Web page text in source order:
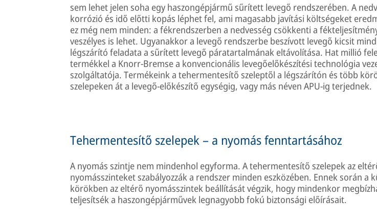
sem lehet jelen soha egy haszongépjármű sűrített levegő rendszerében. A
korrózió és idő előtti kopás léphet fel, ami magasabb javítási költségeket
ez még nem minden: a fékrendszerben a nedvesség csökkenti a
veszélyes is lehet. Ugyanakkor a levegő rendszerbe beszívott levegő kicsit
légszárító feladata a sűrített levegő páratartalmának eltávolítása. Hat millió
termékkel a Knorr-Bremse a konvencionális levegőelőkészítési technológia
szolgáltatója. Termékeink a tehermentesítő szeleptől a légszárítón és több
szelepeken át a levegő-előkészítő egységig, vagy más néven APU-ig terjednek.
Tehermentesítő szelepek – a nyomás fenntartásához
A nyomás szintje nem mindenhol egyforma. A tehermentesítő szelepek az
nyomásszinteket szabályozzák a rendszer minden eszközében. Ennek során a
körökben az eltérő nyomásszintek beállítását végzik, hogy mindenkor
teljesítsék a haszongépjárművek legnagyobb fokú biztonsági előírásait.